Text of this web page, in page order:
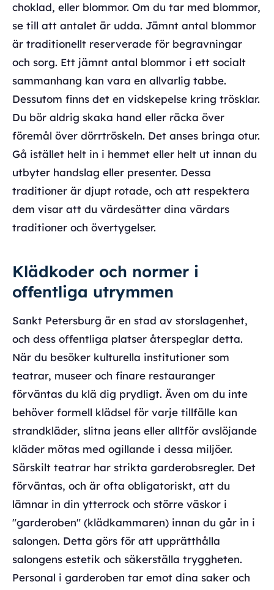
choklad, eller blommor. Om du tar med blommor,
se till att antalet är udda. Jämnt antal blommor
är traditionellt reserverade för begravningar
och sorg. Ett jämnt antal blommor i ett socialt
sammanhang kan vara en allvarlig tabbe.
Dessutom finns det en vidskepelse kring trösklar.
Du bör aldrig skaka hand eller räcka över
föremål över dörrtröskeln. Det anses bringa otur.
Gå istället helt in i hemmet eller helt ut innan du
utbyter handslag eller presenter. Dessa
traditioner är djupt rotade, och att respektera
dem visar att du värdesätter dina värdars
traditioner och övertygelser.
Klädkoder och normer i
offentliga utrymmen
Sankt Petersburg är en stad av storslagenhet,
och dess offentliga platser återspeglar detta.
När du besöker kulturella institutioner som
teatrar, museer och finare restauranger
förväntas du klä dig prydligt. Även om du inte
behöver formell klädsel för varje tillfälle kan
strandkläder, slitna jeans eller alltför avslöjande
kläder mötas med ogillande i dessa miljöer.
Särskilt teatrar har strikta garderobsregler. Det
förväntas, och är ofta obligatoriskt, att du
lämnar in din ytterrock och större väskor i
"garderoben" (klädkammaren) innan du går in i
salongen. Detta görs för att upprätthålla
salongens estetik och säkerställa tryggheten.
Personal i garderoben tar emot dina saker och